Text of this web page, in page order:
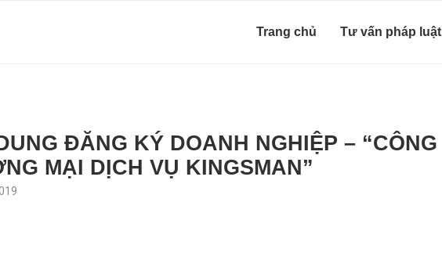
Trang chủ Tư vấn pháp luật
ĐĂNG KÝ DOANH NGHIỆP – “CÔNG
MẠI DỊCH VỤ KINGSMAN”